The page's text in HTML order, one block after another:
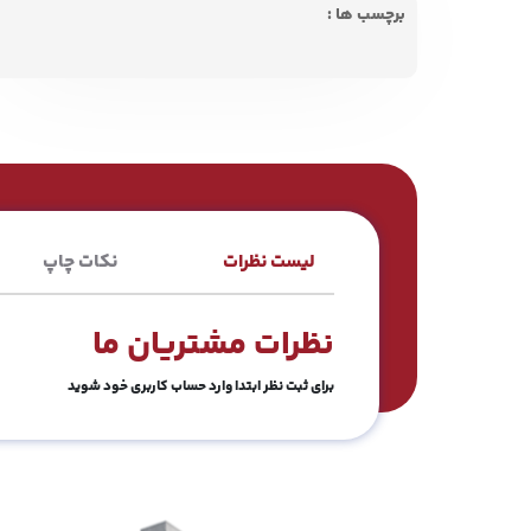
برچسب ها :
لیست نظرات نکات چاپ
نظرات مشتریان ما
برای ثبت نظر ابتدا وارد حساب کاربری خود شوید